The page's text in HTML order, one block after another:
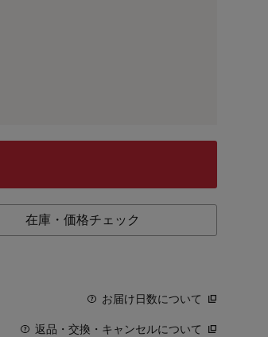
在庫・価格チェック
お届け日数について
返品・交換・キャンセルについて